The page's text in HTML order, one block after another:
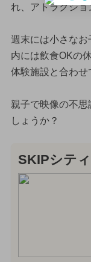
れ、アトラクシ
週末には小さな
内には飲食OKの
体験施設と合わせ
親子で映像の不
しょうか？
SKIPシテ